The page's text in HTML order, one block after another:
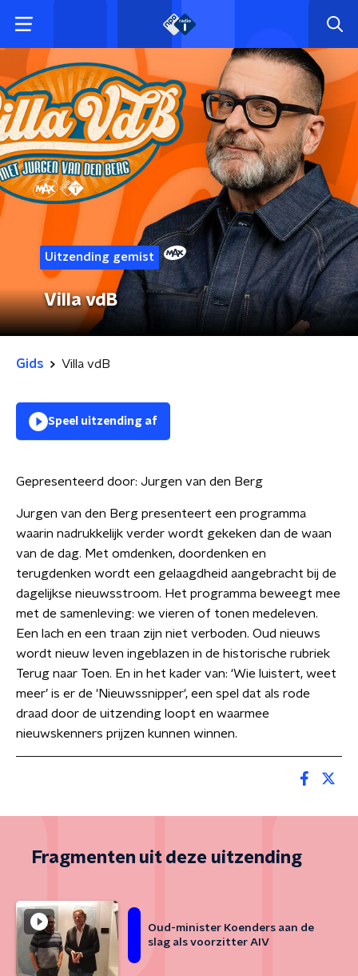
Uitzending gemist
Villa vdB
Gids Villa vdB
Speel uitzending af
Gepresenteerd door: Jurgen van den Berg
Jurgen van den Berg presenteert een programma
waarin nadrukkelijk verder wordt gekeken dan de waan
van de dag. Met omdenken, doordenken en
terugdenken wordt een gelaagdheid aangebracht bij de
dagelijkse nieuwsstroom. Het programma beweegt mee
met de samenleving: we vieren of tonen medeleven.
Een lach en een traan zijn niet verboden. Oud nieuws
wordt nieuw leven ingeblazen in de historische rubriek
Terug naar Toen. En in het kader van: ‘Wie luistert, weet
meer’ is er de 'Nieuwssnipper', een spel dat als rode
draad door de uitzending loopt en waarmee
nieuwskenners prijzen kunnen winnen.
Fragmenten uit deze uitzending
Oud-minister Koenders aan de
slag als voorzitter AIV